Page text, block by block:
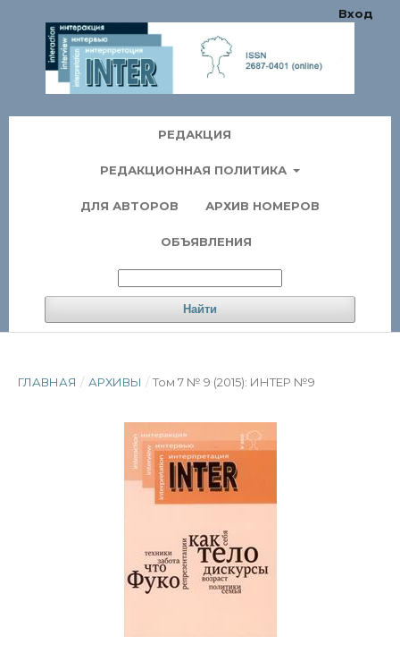
РЕДАКЦИЯ
РЕДАКЦИОННАЯ ПОЛИТИКА
ДЛЯ АВТОРОВ АРХИВ НОМЕРОВ
ОБЪЯВЛЕНИЯ
Найти
Вход
ГЛАВНАЯ / АРХИВЫ / Том 7 № 9 (2015): ИНТЕР №9